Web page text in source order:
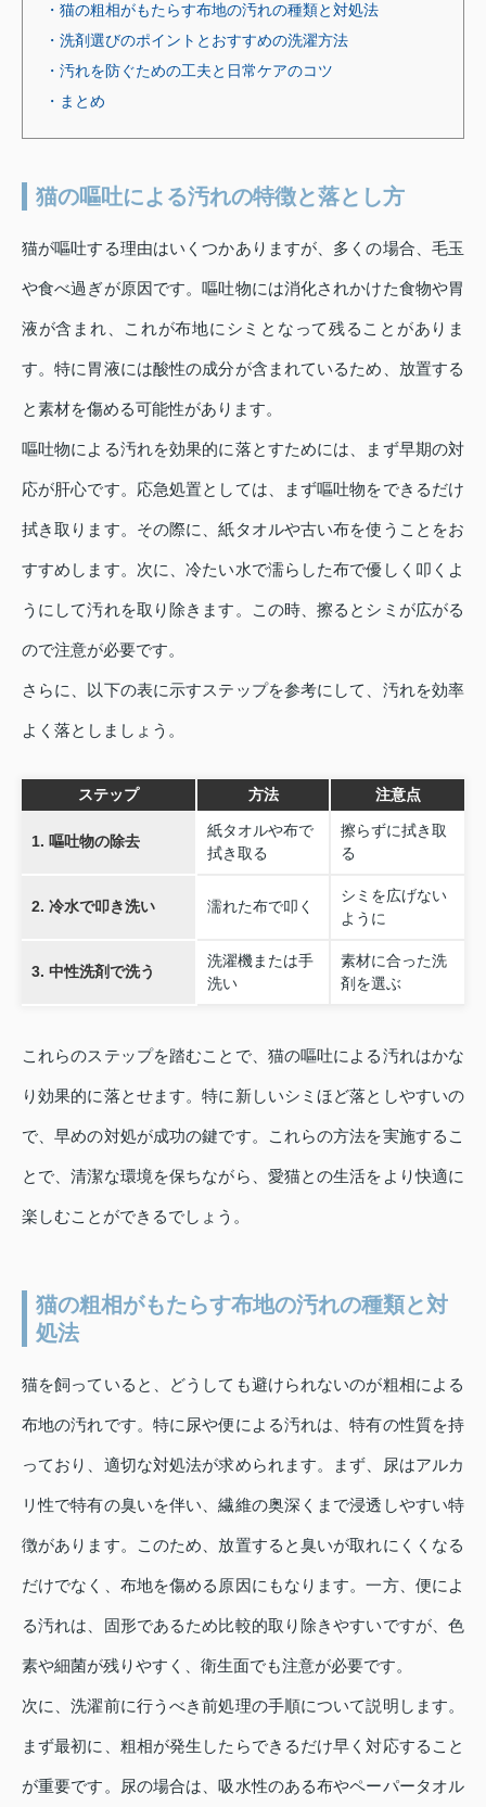
・猫の粗相がもたらす布地の汚れの種類と対処法
・洗剤選びのポイントとおすすめの洗濯方法
・汚れを防ぐための工夫と日常ケアのコツ
・まとめ
猫の嘔吐による汚れの特徴と落とし方
猫が嘔吐する理由はいくつかありますが、多くの場合、毛玉
や食べ過ぎが原因です。嘔吐物には消化されかけた食物や胃
液が含まれ、これが布地にシミとなって残ることがありま
す。特に胃液には酸性の成分が含まれているため、放置する
と素材を傷める可能性があります。
嘔吐物による汚れを効果的に落とすためには、まず早期の対
応が肝心です。応急処置としては、まず嘔吐物をできるだけ
拭き取ります。その際に、紙タオルや古い布を使うことをお
すすめします。次に、冷たい水で濡らした布で優しく叩くよ
うにして汚れを取り除きます。この時、擦るとシミが広がる
ので注意が必要です。
さらに、以下の表に示すステップを参考にして、汚れを効率
よく落としましょう。
ステップ 方法 注意点
1. 嘔吐物の除去
紙タオルや布で
拭き取る
擦らずに拭き取
る
2. 冷水で叩き洗い 濡れた布で叩く
シミを広げない
ように
3. 中性洗剤で洗う
洗濯機または手
洗い
素材に合った洗
剤を選ぶ
これらのステップを踏むことで、猫の嘔吐による汚れはかな
り効果的に落とせます。特に新しいシミほど落としやすいの
で、早めの対処が成功の鍵です。これらの方法を実施するこ
とで、清潔な環境を保ちながら、愛猫との生活をより快適に
楽しむことができるでしょう。
猫の粗相がもたらす布地の汚れの種類と対
処法
猫を飼っていると、どうしても避けられないのが粗相による
布地の汚れです。特に尿や便による汚れは、特有の性質を持
っており、適切な対処法が求められます。まず、尿はアルカ
リ性で特有の臭いを伴い、繊維の奥深くまで浸透しやすい特
徴があります。このため、放置すると臭いが取れにくくなる
だけでなく、布地を傷める原因にもなります。一方、便によ
る汚れは、固形であるため比較的取り除きやすいですが、色
素や細菌が残りやすく、衛生面でも注意が必要です。
次に、洗濯前に行うべき前処理の手順について説明します。
まず最初に、粗相が発生したらできるだけ早く対応すること
が重要です。尿の場合は、吸水性のある布やペーパータオル